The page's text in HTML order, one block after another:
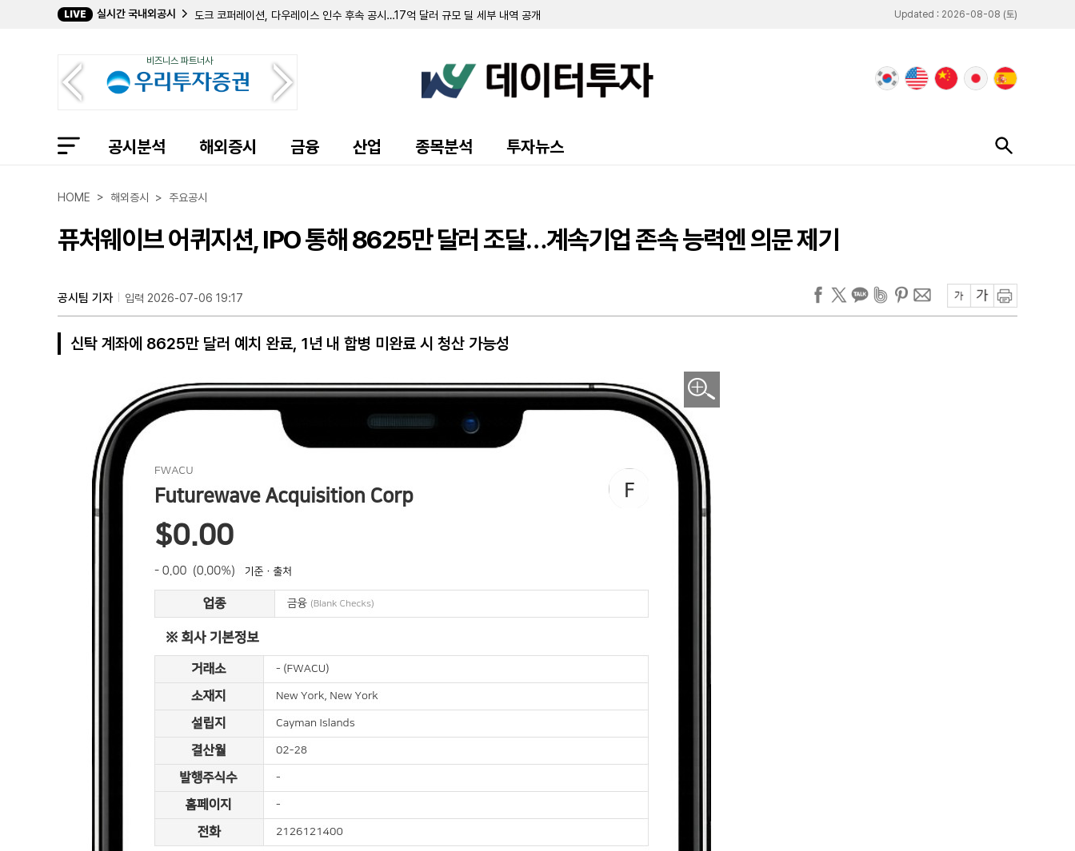
LIVE 실시간 국내외공시
도크 코퍼레이션, 다우레이스 인수 후속 공시…17억 달러 규모 딜 세부 내역 공개
엔라이트, 1억 9127만 달러 규모 유상증자 완료…대규모 자금 확보
퍼스트 미드 뱅크셰어스, 2분기 순이익 2779만 달러…투 리버스 인수로 자산·여신 급증
QCR 홀딩스, 2분기 순이익 3625만 달러 기록…전년 대비 25% 증가
멕시코 펀드, 7월 순자산 가치 3억 5460만 달러 기록…USMCA 2036년까지 유지 합의
USCB 파이낸셜, 2분기 순이익 908만 달러…전년비 11.5% 증가
실바모, 2분기 순손실 1100만 달러 기록…브라질 세금·환경 분쟁은 진전
PPL 코프, 2분기 순이익 2억 3000만 달러 기록…자금 조달 및 자본 확충 단행
Updated : 2026-08-08 (토)
비즈니스 파트너사
공시분석 해외증시 금융 산업 종목분석 투자뉴스
HOME > 해외증시 > 주요공시
퓨처웨이브 어퀴지션, IPO 통해 8625만 달러 조달…계속기업 존속 능력엔 의문 제기
공시팀 기자 입력 2026-07-06 19:17
신탁 계좌에 8625만 달러 예치 완료, 1년 내 합병 미완료 시 청산 가능성